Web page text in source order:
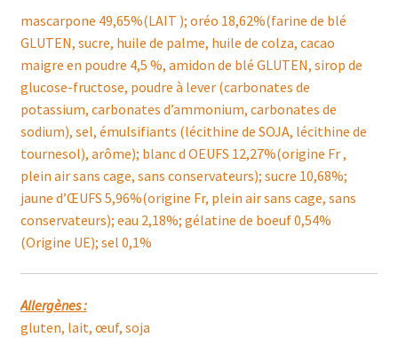
mascarpone 49,65%(LAIT ); oréo 18,62%(farine de blé
GLUTEN, sucre, huile de palme, huile de colza, cacao
maigre en poudre 4,5 %, amidon de blé GLUTEN, sirop de
glucose-fructose, poudre à lever (carbonates de
potassium, carbonates d’ammonium, carbonates de
sodium), sel, émulsifiants (lécithine de SOJA, lécithine de
tournesol), arôme); blanc d OEUFS 12,27%(origine Fr ,
plein air sans cage, sans conservateurs); sucre 10,68%;
jaune d’ŒUFS 5,96%(origine Fr, plein air sans cage, sans
conservateurs); eau 2,18%; gélatine de boeuf 0,54%
(Origine UE); sel 0,1%
Allergènes :
gluten, lait, œuf, soja